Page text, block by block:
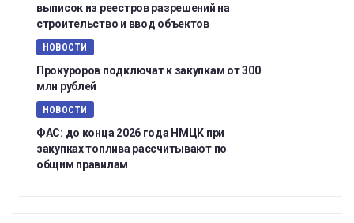
выписок из реестров разрешений на
строительство и ввод объектов
НОВОСТИ
Прокуроров подключат к закупкам от 300
млн рублей
НОВОСТИ
ФАС: до конца 2026 года НМЦК при
закупках топлива рассчитывают по
общим правилам